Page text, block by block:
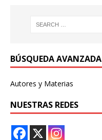
BÚSQUEDA AVANZADA
Autores y Materias
NUESTRAS REDES